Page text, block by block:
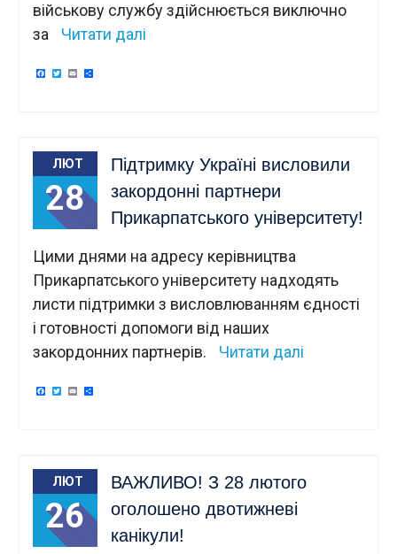
військову службу здійснюється виключно
за
Читати далі
Facebook
Twitter
EmailПоділитися
ЛЮТ
28
Підтримку Україні висловили
закордонні партнери
Прикарпатського університету!
Цими днями на адресу керівництва
Прикарпатського університету надходять
листи підтримки з висловлюванням єдності
і готовності допомоги від наших
закордонних партнерів.
Читати далі
Facebook
Twitter
EmailПоділитися
ЛЮТ
26
ВАЖЛИВО! З 28 лютого
оголошено двотижневі
канікули!